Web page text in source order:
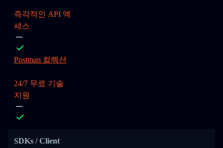
즉각적인 API 액
세스
Postman 컬렉션
24/7 무료 기술
지원
SDKs / Client